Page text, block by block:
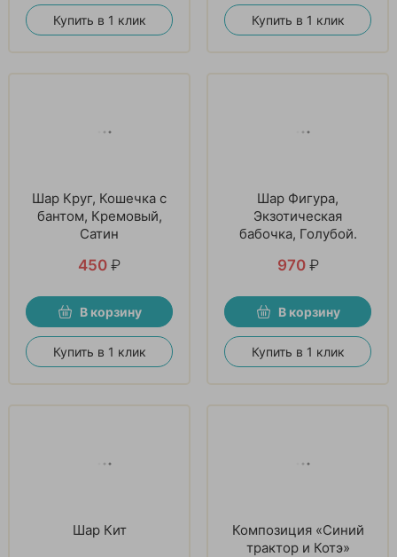
Купить в 1 клик Купить в 1 клик
Шар Круг, Кошечка с
бантом, Кремовый,
Сатин
450 ₽
В корзину
Купить в 1 клик
Шар Фигура,
Экзотическая
бабочка, Голубой.
970 ₽
В корзину
Купить в 1 клик
Шар Кит
Композиция «Синий
трактор и Котэ»